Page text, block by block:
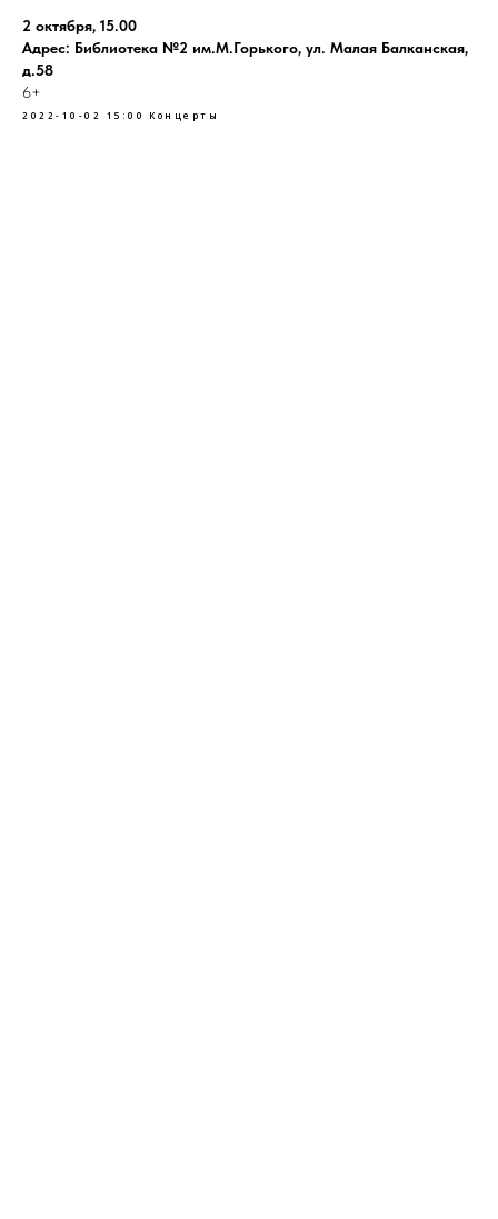
2 октября, 15.00
Адрес: Библиотека №2 им.М.Горького, ул. Малая Балканская,
д.58
6+
2022-10-02 15:00 Концерты